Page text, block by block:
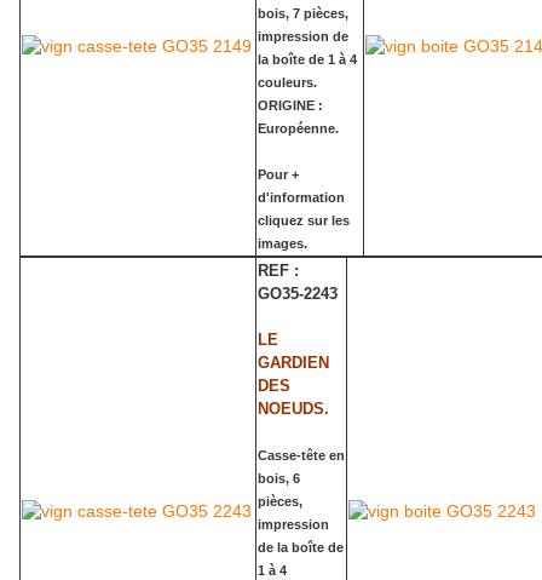
bois, 7 pièces,
impression de
la boîte de 1 à 4
couleurs.
ORIGINE :
Européenne.
Pour +
d'information
cliquez sur les
images.
REF :
GO35-2243
LE
GARDIEN
DES
NOEUDS.
Casse-tête en
bois, 6
pièces,
impression
de la boîte de
1 à 4